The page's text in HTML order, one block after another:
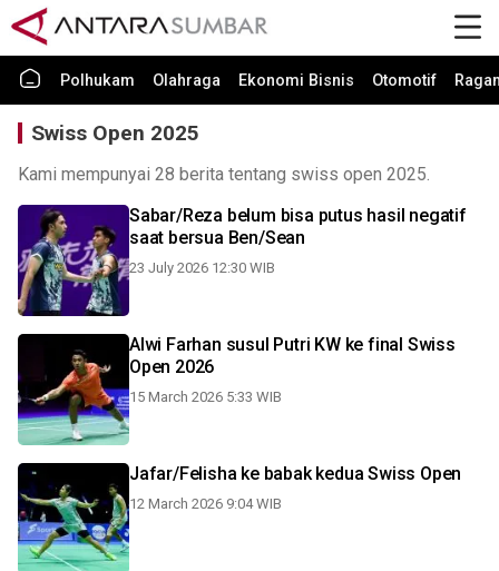
Polhukam Olahraga Ekonomi Bisnis Otomotif
Swiss Open 2025
Kami mempunyai 28 berita tentang swiss open 2025.
Sabar/Reza belum bisa putus hasil negatif
saat bersua Ben/Sean
23 July 2026 12:30 WIB
Alwi Farhan susul Putri KW ke final Swiss
Open 2026
15 March 2026 5:33 WIB
Jafar/Felisha ke babak kedua Swiss Open
12 March 2026 9:04 WIB